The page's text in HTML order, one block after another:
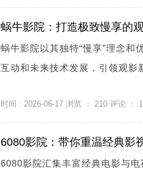
蜗牛影院：打造极致慢享的
蜗牛影院以其独特“慢享”理念和
互动和未来技术发展，引领观影
时间 : 2026-06-17 浏览 ： 210 评论 ：
6080影院：带你重温经典影
6080影院汇集丰富经典电影与